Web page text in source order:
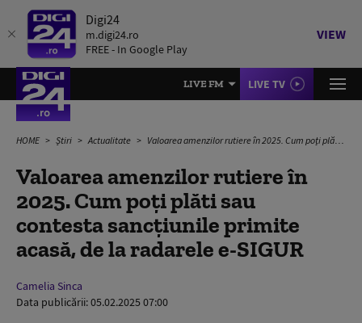
Digi24
m.digi24.ro
FREE - In Google Play
VIEW
LIVE FM LIVE TV
HOME Știri Actualitate Valoarea amenzilor rutiere în 2025. Cum poți plăti sau contesta sancțiunile primite acasă, de la radarele e-SIGUR
Valoarea amenzilor rutiere în
2025. Cum poți plăti sau
contesta sancțiunile primite
acasă, de la radarele e-SIGUR
Camelia Sinca
Data publicării:05.02.2025 07:00